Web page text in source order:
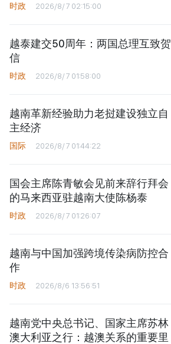
时政 2026/8/7 02:15:00
越泰建交50周年：两国总理互致贺
信
时政 2026/8/7 01:58:00
越南革新经验助力老挝建设独立自
主经济
国际 2026/8/7 01:44:22
国会主席陈青敏会见前来辞行拜会
的马来西亚驻越南大使陈杨泰
时政 2026/8/7 01:26:07
越南与中国加强跨境传染病防控合
作
时政 2026/8/6 13:56:51
越南党中央总书记、国家主席苏林
澳大利亚之行：越澳关系的重要里